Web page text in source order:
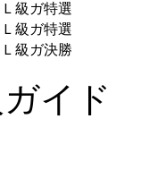
Ｌ級ガ特選
Ｌ級ガ特選
Ｌ級ガ決勝
イド